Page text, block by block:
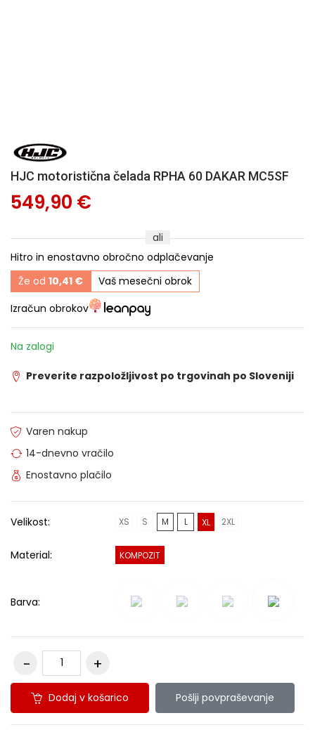
HJC motoristična čelada RPHA 60 DAKAR MC5SF
549,90 €
ali
Hitro in enostavno obročno odplačevanje
Že od 10,41 €
Vaš mesečni obrok
Izračun obrokov
Na zalogi
Preverite razpoložljivost po trgovinah po Sloveniji
Varen nakup
14-dnevno vračilo
Enostavno plačilo
Velikost: XS S M L XL 2XL
Material: KOMPOZIT
Barva:
Dodaj v košarico Pošlji povpraševanje